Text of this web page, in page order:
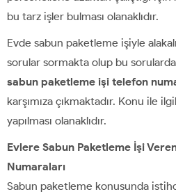
bu tarz işler bulması olanaklıdır.
Evde sabun paketleme işiyle
sorular sormakta olup bu
sabun paketleme işi telefon
karşımıza çıkmaktadır. Konu ile
yapılması olanaklıdır.
Evlere Sabun Paketleme İşi
Numaraları
Sabun paketleme konusunda